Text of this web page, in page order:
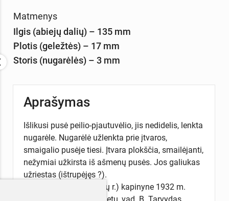
Matmenys
Ilgis (abiejų dalių) – 135 mm
Plotis (geležtės) – 17 mm
Storis (nugarėlės) – 3 mm
Aprašymas
Išlikusi pusė peilio-pjautuvėlio, jis nedidelis, lenkta
nugarėle. Nugarėlė užlenkta prie įtvaros,
smaigalio pusėje tiesi. Įtvara plokščia, smailėjanti,
nežymiai užkirsta iš ašmenų pusės. Jos galiukas
užriestas (ištrupėjęs ?).
Rastas Gibaičių (Šiaulių r.) kapinyne 1932 m.